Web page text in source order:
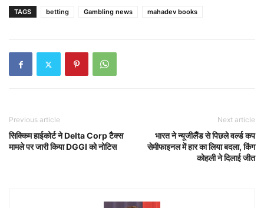
TAGS betting Gambling news mahadev books
Previous article
सिक्किम हाईकोर्ट ने Delta Corp टैक्स
मामले पर जारी किया DGGI को नोटिस
Next article
भारत ने न्यूजीलैंड से पिछले वर्ल्ड कप
सेमीफाइनल में हार का लिया बदला, किंग
कोहली ने दिलाई जीत